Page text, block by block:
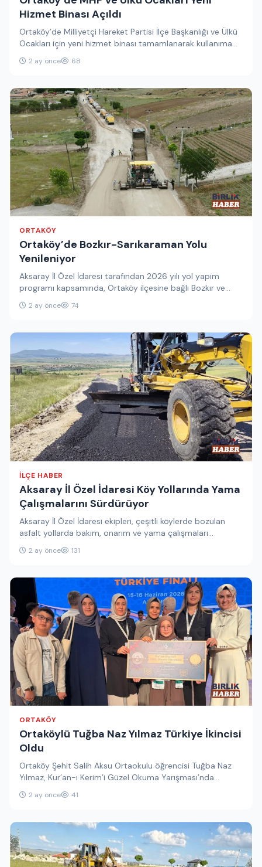
Hizmet Binası Açıldı
Ortaköy’de Milliyetçi Hareket Partisi İlçe Başkanlığı ve Ülkü
Ocakları için yeni hizmet binası tamamlanarak kullanıma
hazır hale geldi.…
2 ay önce 68
ORTAKÖY
Ortaköy’de Bozkır-Sarıkaraman Yolu
Yenileniyor
Aksaray İl Özel İdaresi tarafından 2026 yılı yol yapım
programı kapsamında, Ortaköy ilçesine bağlı Bozkır ve
Sarıkaraman köyleri…
2 ay önce 74
İLÇE HABER
Aksaray İl Özel İdaresi Köy Yollarında Yama
Çalışmalarını Sürdürüyor
Aksaray İl Özel İdaresi ekipleri, çeşitli köylerde bozulan
asfalt yollarda bakım, onarım ve yama çalışmaları
gerçekleştirerek ulaşım konforunu…
2 ay önce 131
ORTAKÖY
Ortaköylü Tuğba Naz Yılmaz Türkiye İkincisi
Oldu
Ortaköy Şehit Salih Aksu Ortaokulu öğrencisi Tuğba Naz
Yılmaz, Kur’an-ı Kerim’i Güzel Okuma Yarışması’nda
gösterdiği üstün performansla Türkiye…
2 ay önce 41